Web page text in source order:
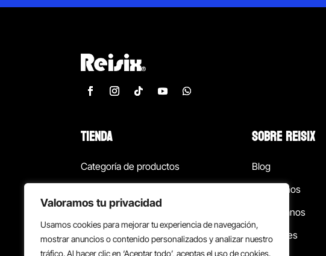
Valoramos tu privacidad
Usamos cookies para mejorar tu experiencia de navegación,
mostrar anuncios o contenido personalizados y analizar nuestro
tráfico. Al hacer clic en ‘Aceptar todo’, aceptas el uso de cookies.
TIENDA
Categoría de productos
¡Las mejores ofertas!
Back to school
SOBRE REISIX
Blog
Conócenos
Contáctanos
Sucursales